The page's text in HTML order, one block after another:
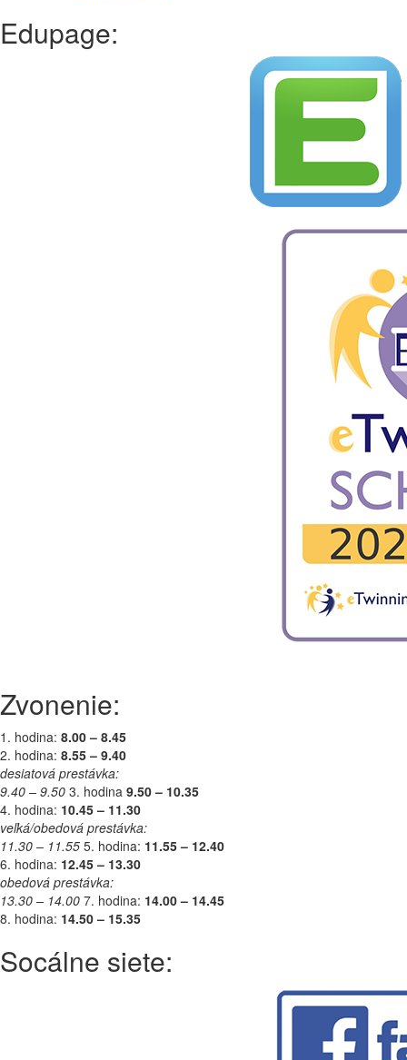
Edupage:
Zvonenie:
1. hodina: 8.00 – 8.45
2. hodina: 8.55 – 9.40
desiatová prestávka:
9.40 – 9.50 3. hodina 9.50 – 10.35
4. hodina: 10.45 – 11.30
veľká/obedová prestávka:
11.30 – 11.55 5. hodina: 11.55 – 12.40
6. hodina: 12.45 – 13.30
obedová prestávka:
13.30 – 14.00 7. hodina: 14.00 – 14.45
8. hodina: 14.50 – 15.35
Socálne siete: